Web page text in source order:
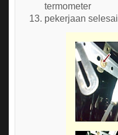
termometer
pekerjaan selesai